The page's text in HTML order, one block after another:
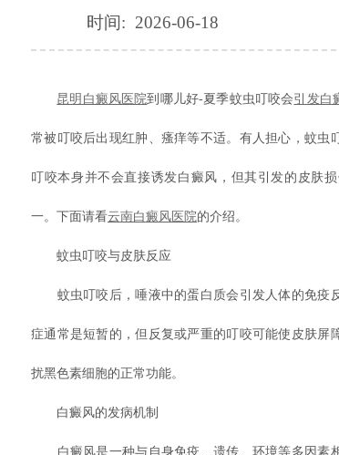
时间: 2026-06-18
昆明白癜风医院到哪儿好-夏季蚊虫叮咬会引发白
常被叮咬后出现红肿、瘙痒等不适。有人担心，蚊虫
叮咬本身并不会直接诱发白癜风，但其引发的皮肤
一。下面请看云南白癜风医院的介绍。
蚊虫叮咬与皮肤反应
蚊虫叮咬后，唾液中的蛋白质会引发人体的免疫
症通常是短暂的，但反复或严重的叮咬可能使皮肤屏
扰黑色素细胞的正常功能。
白癜风的发病机制
白癜风是一种与自身免疫、遗传、环境等多因素